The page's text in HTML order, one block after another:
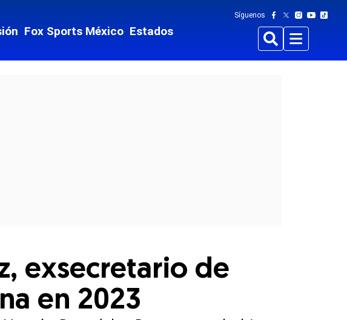
Fox Sports México Estados
Síguenos
BuscarMenu
exsecretario de
en 2023